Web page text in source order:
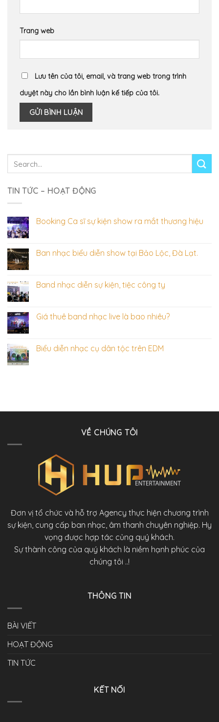
Trang web
Lưu tên của tôi, email, và trang web trong trình
duyệt này cho lần bình luận kế tiếp của tôi.
TIN TỨC – HOẠT ĐỘNG
Booking Ca sĩ sự kiện show ra mắt thương hiệu
Ban nhạc biểu diễn show tại Bảo Lộc, Đà Lạt.
Band nhạc diễn sự kiện, tiệc công ty
Giá thuê band nhạc live là bao nhiêu?
Biểu diễn nhạc cụ dân tộc trên EDM
VỀ CHÚNG TÔI
Đơn vị tổ chức và hỗ trợ Agency thực hiện chương trình
sự kiện, cung cấp ban nhạc, âm thanh chuyên nghiệp. Hy
vọng được hợp tác củng quý khách.
Sự thành công của quý khách là niềm hạnh phúc của
chúng tôi ..!
THÔNG TIN
BÀI VIẾT
HOẠT ĐỘNG
TIN TỨC
KẾT NỐI